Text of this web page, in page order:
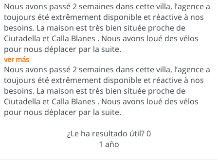
Nous avons passé 2 semaines dans cette villa, l’agence a
toujours été extrêmement disponible et réactive à nos
besoins. La maison est très bien située proche de
Ciutadella et Calla Blanes . Nous avons loué des vélos
pour nous déplacer par la suite.
ver más
Nous avons passé 2 semaines dans cette villa, l’agence a
toujours été extrêmement disponible et réactive à nos
besoins. La maison est très bien située proche de
Ciutadella et Calla Blanes . Nous avons loué des vélos
pour nous déplacer par la suite.
¿Le ha resultado útil?0
1 año